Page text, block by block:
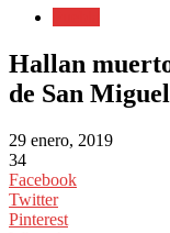
Hallan
de San
29 enero, 2019
34
Facebook
Twitter
Pinterest